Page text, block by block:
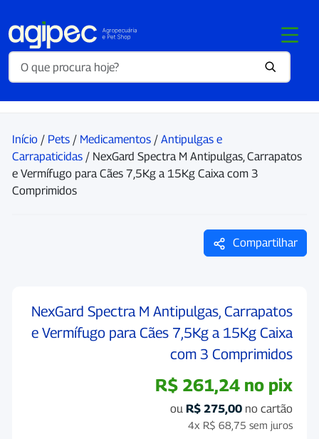
Início / Pets / Medicamentos / Antipulgas e
Carrapaticidas / NexGard Spectra M Antipulgas, Carrapatos
e Vermífugo para Cães 7,5Kg a 15Kg Caixa com 3
Comprimidos
Compartilhar
NexGard Spectra M Antipulgas, Carrapatos
e Vermífugo para Cães 7,5Kg a 15Kg Caixa
com 3 Comprimidos
R$ 261,24 no pix
ou R$ 275,00 no cartão
4x R$ 68,75 sem juros